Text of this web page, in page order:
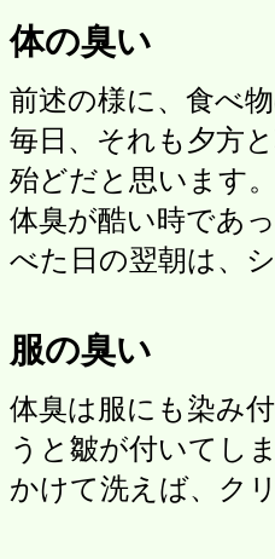
体の臭い
前述の様に、食べ
毎日、それも夕方
殆どだと思います
体臭が酷い時であ
べた日の翌朝は、
服の臭い
体臭は服にも染み
うと皺が付いてし
かけて洗えば、ク